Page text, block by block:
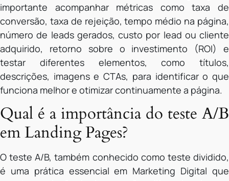
importante acompanhar métricas como taxa de
conversão, taxa de rejeição, tempo médio na página,
número de leads gerados, custo por lead ou cliente
adquirido, retorno sobre o investimento (ROI) e
testar diferentes elementos, como títulos,
descrições, imagens e CTAs, para identificar o que
funciona melhor e otimizar continuamente a página.
Qual é a importância do teste A/B
em Landing Pages?
O teste A/B, também conhecido como teste dividido,
é uma prática essencial em Marketing Digital que